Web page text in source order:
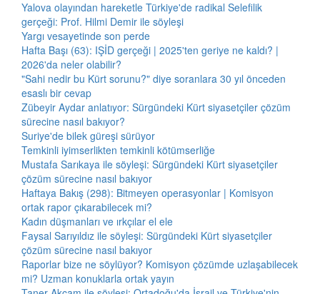
Yalova olayından hareketle Türkiye'de radikal Selefilik
gerçeği: Prof. Hilmi Demir ile söyleşi
Yargı vesayetinde son perde
Hafta Başı (63): IŞİD gerçeği | 2025'ten geriye ne kaldı? |
2026'da neler olabilir?
"Sahi nedir bu Kürt sorunu?" diye soranlara 30 yıl önceden
esaslı bir cevap
Zübeyir Aydar anlatıyor: Sürgündeki Kürt siyasetçiler çözüm
sürecine nasıl bakıyor?
Suriye'de bilek güreşi sürüyor
Temkinli iyimserlikten temkinli kötümserliğe
Mustafa Sarıkaya ile söyleşi: Sürgündeki Kürt siyasetçiler
çözüm sürecine nasıl bakıyor
Haftaya Bakış (298): Bitmeyen operasyonlar | Komisyon
ortak rapor çıkarabilecek mi?
Kadın düşmanları ve ırkçılar el ele
Faysal Sarıyıldız ile söyleşi: Sürgündeki Kürt siyasetçiler
çözüm sürecine nasıl bakıyor
Raporlar bize ne söylüyor? Komisyon çözümde uzlaşabilecek
mi? Uzman konuklarla ortak yayın